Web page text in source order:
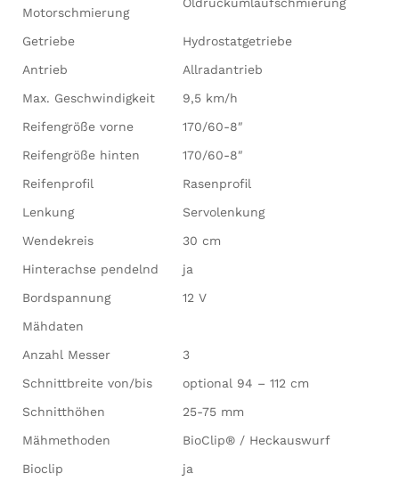
Motorschmierung
Öldruckumlaufschmierung
Getriebe
Hydrostatgetriebe
Antrieb
Allradantrieb
Max. Geschwindigkeit
9,5 km/h
Reifengröße vorne
170/60-8″
Reifengröße hinten
170/60-8″
Reifenprofil
Rasenprofil
Lenkung
Servolenkung
Wendekreis
30 cm
Hinterachse pendelnd
ja
Bordspannung
12 V
Mähdaten
Anzahl Messer
3
Schnittbreite von/bis
optional 94 – 112 cm
Schnitthöhen
25-75 mm
Mähmethoden
BioClip® / Heckauswurf
Bioclip
ja